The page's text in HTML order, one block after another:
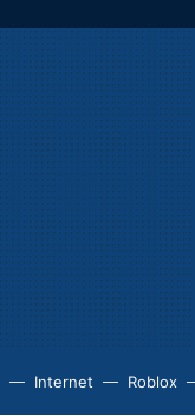
Internet Roblox